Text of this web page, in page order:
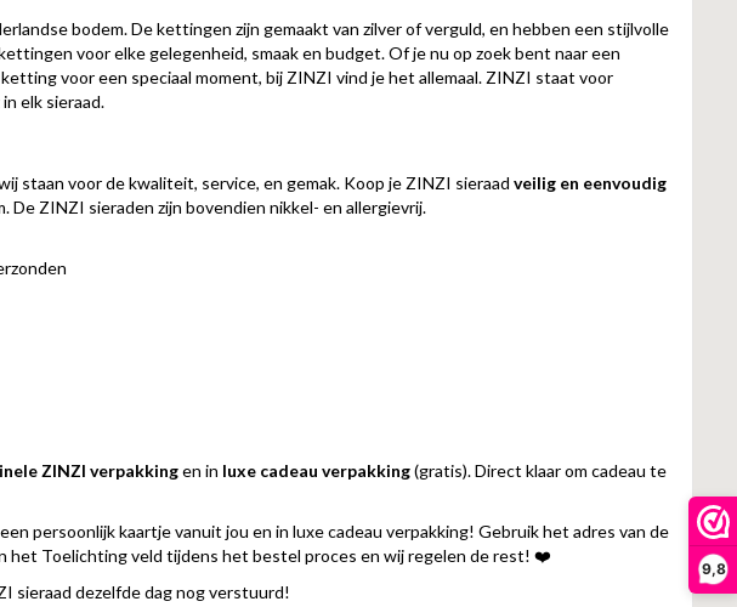
9,8
bodem. De kettingen zijn gemaakt van zilver of verguld, en hebben een stijlvolle
voor elke gelegenheid, smaak en budget. Of je nu op zoek bent naar een
voor een speciaal moment, bij ZINZI vind je het allemaal. ZINZI staat voor
elk sieraad.
staan voor de kwaliteit, service, en gemak. Koop je ZINZI sieraad veilig en eenvoudig
De ZINZI sieraden zijn bovendien nikkel- en allergievrij.
ZINZI verpakkingen in luxe cadeau verpakking(gratis). Direct klaar om cadeau te
persoonlijk kaartje vanuit jou en in luxe cadeau verpakking! Gebruik het adres van de
het Toelichting veld tijdens het bestel proces en wij regelen de rest! ❤️
sieraad dezelfde dag nog verstuurd!